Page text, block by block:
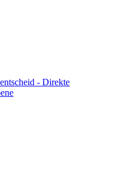
- Direkte